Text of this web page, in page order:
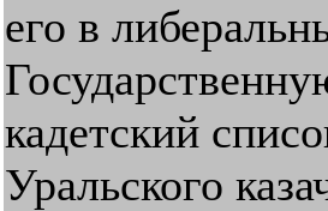
его в
кадетский
Уральского